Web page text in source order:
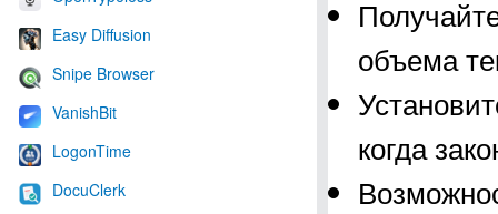
Easy Diffusion
Snipe Browser
VanishBit
LogonTime
DocuClerk
объема
когда